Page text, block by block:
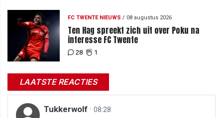
FC TWENTE NIEUWS / 08 augustus 2026
Ten Hag spreekt zich uit over Poku na
interesse FC Twente
28 1
LAATSTE REACTIES
Tukkerwolf · 08:28